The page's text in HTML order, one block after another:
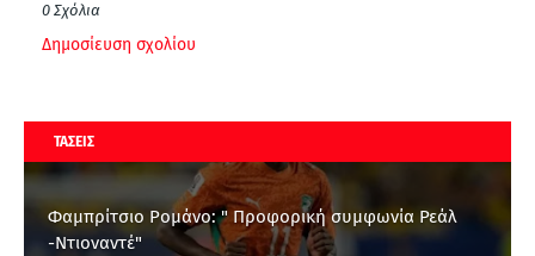
0 Σχόλια
Δημοσίευση σχολίου
ΤΑΣΕΙΣ
Φαμπρίτσιο Ρομάνο: " Προφορική συμφωνία Ρεάλ
-Ντιοναντέ"